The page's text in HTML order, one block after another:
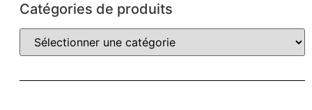
Catégories de produits